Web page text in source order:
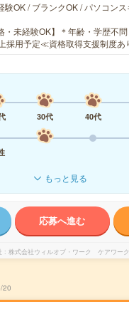
験OK / ブランクOK / パソコン
・未経験OK】＊年齢・学歴不
採用予定≪資格取得支援制度
30代 40代
もっと見る
応募へ進む
株式会社ウィルオブ・ワーク ケアワー
20